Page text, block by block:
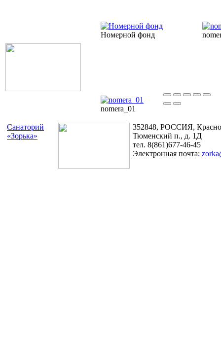
Номерной фонд
nomera_01
Санаторий
«Зорька»
352848, РОССИЯ,
Тюменский п., д. 1Д
тел. 8(861)677-46-45
Электронная почта: